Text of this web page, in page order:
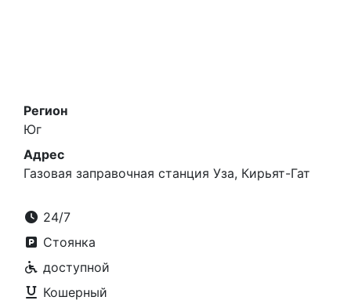
Регион
Юг
Адрес
Газовая заправочная станция Уза, Кирьят-Гат
24/7
Стоянка
доступной
Кошерный